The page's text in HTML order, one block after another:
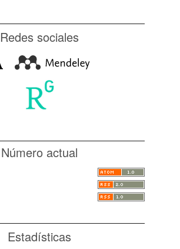
Redes sociales
Número actual
Estadísticas